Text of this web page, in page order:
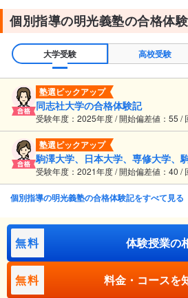
個別指導の明光義塾の合格体
大学受験 高校受験
塾選ピックアップ
同志社大学の合格体験記
受験年度：2025年度 / 開始偏差値：55 /
塾選ピックアップ
駒澤大学、日本大学、専修大学、
受験年度：2021年度 / 開始偏差値：40 /
個別指導の明光義塾の合格体験記をすべて見る
無料 体験授業の
無料 料金・コースを